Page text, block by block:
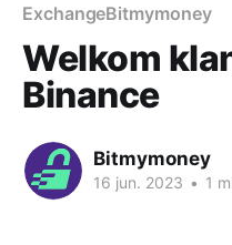
ExchangeBitmymoney
Welkom
Binance
Bitmymoney
16 jun. 2023 • 1